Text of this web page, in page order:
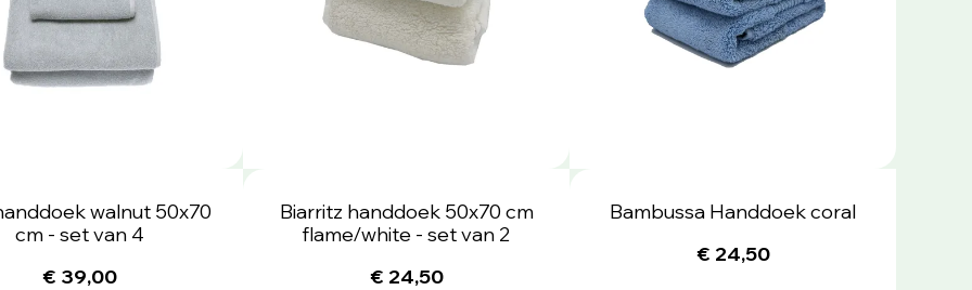
walnut 50x70
cm - set van 4
€ 39,00
Biarritz handdoek 50x70 cm
flame/white - set van 2
€ 24,50
Bambussa Handdoek coral
€ 24,50